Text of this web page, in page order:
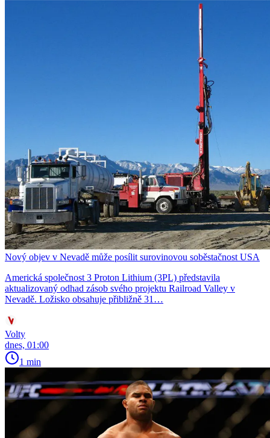
Nový objev v Nevadě může posílit surovinovou soběstačnost USA
Americká společnost 3 Proton Lithium (3PL) představila
aktualizovaný odhad zásob svého projektu Railroad Valley v
Nevadě. Ložisko obsahuje přibližně 31…
Volty
dnes, 01:00
1 min